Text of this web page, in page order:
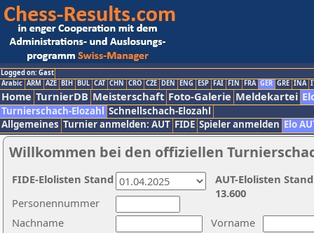
Logged on: Gast
Arabic ARM AZE BIH BUL CAT CHN CRO CZE DEN ENG ESP FAI FIN FRA GER GRE INA
Home TurnierDB Meisterschaft Foto-Galerie Meldekartei
Turnierschach-Elozahl Schnellschach-Elozahl
Allgemeines Turnier anmelden: AUT FIDE Spieler anmelden Elo
Willkommen bei den offiziellen
Nachname
Vorname
Personennummer
AUT-Elolisten
13.600
FIDE-Elolisten Stand